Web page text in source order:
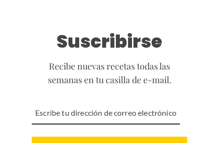
Suscribirse
Recibe nuevas recetas todas las
semanas en tu casilla de e-mail.